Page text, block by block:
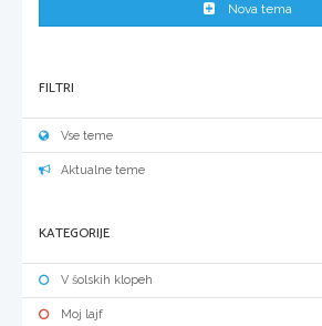
Nova tema
FILTRI
Vse teme
Aktualne teme
KATEGORIJE
V šolskih klopeh
Moj lajf